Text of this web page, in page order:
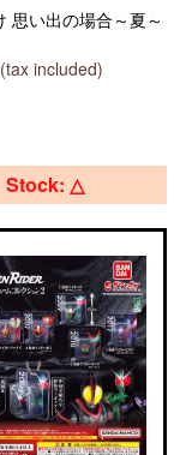
思い出の場合～夏～
included)
Stock: △